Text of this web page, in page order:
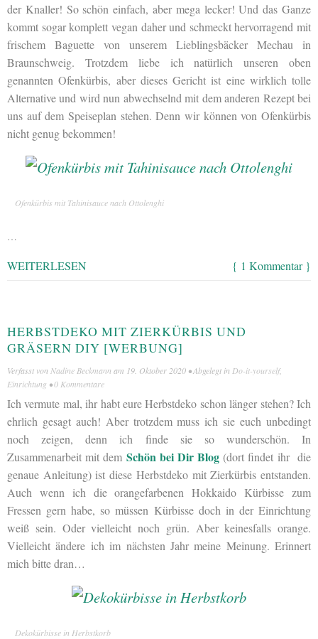
der Knaller! So schön einfach, aber mega lecker! Und das Ganze
kommt sogar komplett vegan daher und schmeckt hervorragend mit
frischem Baguette von unserem Lieblingsbäcker Mechau in
Braunschweig. Trotzdem liebe ich natürlich unseren oben
genannten Ofenkürbis, aber dieses Gericht ist eine wirklich tolle
Alternative und wird nun abwechselnd mit dem anderen Rezept bei
uns auf dem Speiseplan stehen. Denn wir können von Ofenkürbis
nicht genug bekommen!
Ofenkürbis mit Tahinisauce nach Ottolenghi
…
WEITERLESEN { 1 Kommentar }
HERBSTDEKO MIT ZIERKÜRBIS UND
GRÄSERN DIY [WERBUNG]
Verfasst von Nadine Beckmann am 19. Oktober 2020 • Abgelegt in Do-it-yourself,
Einrichtung •0 Kommentare
Ich vermute mal, ihr habt eure Herbstdeko schon länger stehen? Ich
ehrlich gesagt auch! Aber trotzdem muss ich sie euch unbedingt
noch zeigen, denn ich finde sie so wunderschön. In
Zusammenarbeit mit dem Schön bei Dir Blog (dort findet ihr die
genaue Anleitung) ist diese Herbstdeko mit Zierkürbis entstanden.
Auch wenn ich die orangefarbenen Hokkaido Kürbisse zum
Fressen gern habe, so müssen Kürbisse doch in der Einrichtung
weiß sein. Oder vielleicht noch grün. Aber keinesfalls orange.
Vielleicht ändere ich im nächsten Jahr meine Meinung. Erinnert
mich bitte dran…
Dekokürbisse in Herbstkorb